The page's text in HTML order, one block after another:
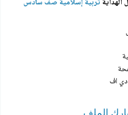
تربية إسلامية صف سادس
الملف